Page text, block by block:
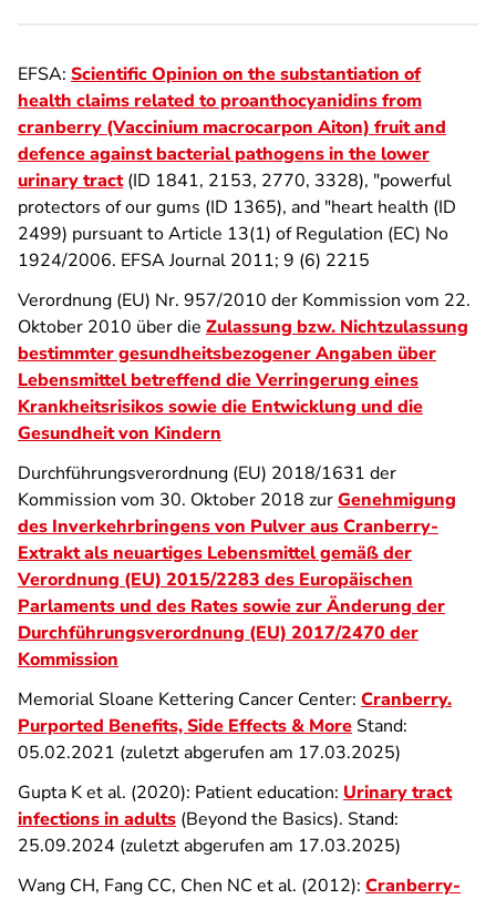
EFSA: Scientific Opinion on the substantiation of
health claims related to proanthocyanidins from
cranberry (Vaccinium macrocarpon Aiton) fruit and
defence against bacterial pathogens in the lower
urinary tract(ID 1841, 2153, 2770, 3328), "powerful
protectors of our gums (ID 1365), and "heart health (ID
2499) pursuant to Article 13(1) of Regulation (EC) No
1924/2006. EFSA Journal 2011; 9 (6) 2215
Verordnung (EU) Nr. 957/2010 der Kommission vom 22.
Oktober 2010 über die Zulassung bzw. Nichtzulassung
bestimmter gesundheitsbezogener Angaben über
Lebensmittel betreffend die Verringerung eines
Krankheitsrisikos sowie die Entwicklung und die
Gesundheit von Kindern
Durchführungsverordnung (EU) 2018/1631 der
Kommission vom 30. Oktober 2018 zurGenehmigung
des Inverkehrbringens von Pulver aus Cranberry-
Extrakt als neuartiges Lebensmittel gemäß der
Verordnung (EU) 2015/2283 des Europäischen
Parlaments und des Rates sowie zur Änderung der
Durchführungsverordnung (EU) 2017/2470 der
Kommission
Memorial Sloane Kettering Cancer Center: Cranberry.
Purported Benefits, Side Effects & More Stand:
05.02.2021 (zuletzt abgerufen am 17.03.2025)
Gupta K et al. (2020): Patient education: Urinary tract
infections in adults (Beyond the Basics). Stand:
25.09.2024 (zuletzt abgerufen am 17.03.2025)
Wang CH, Fang CC, Chen NC et al. (2012): Cranberry-